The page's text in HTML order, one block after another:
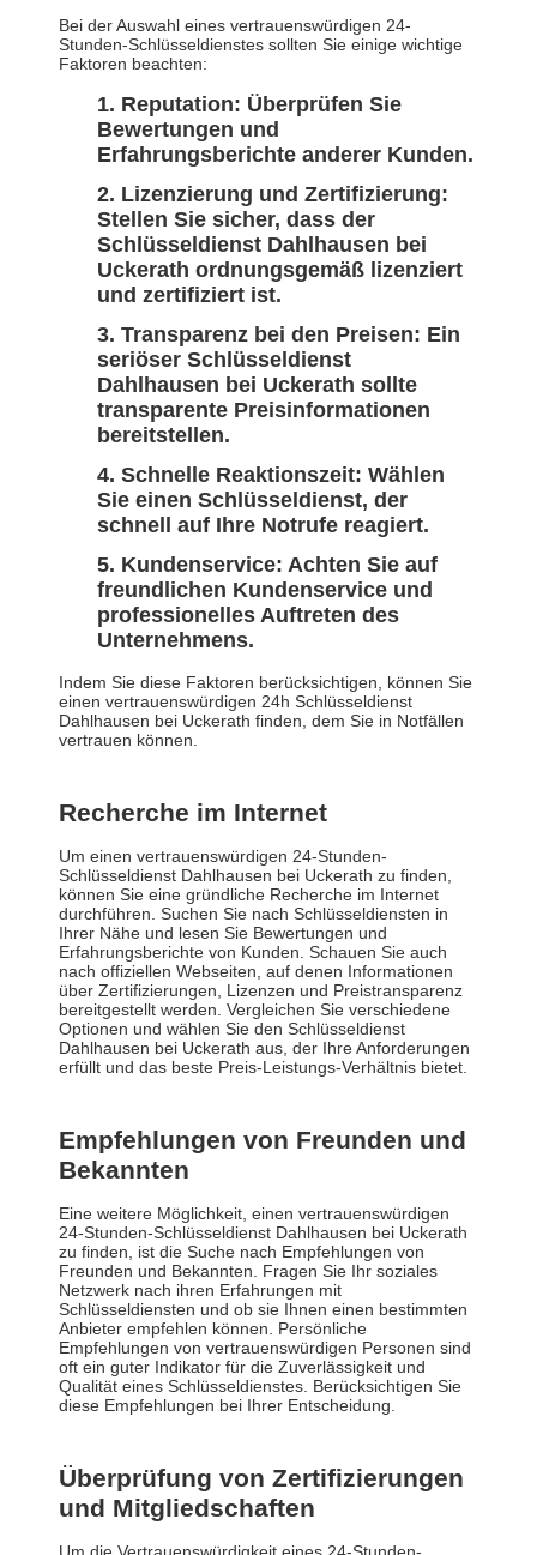
Bei der Auswahl eines vertrauenswürdigen 24-
Stunden-Schlüsseldienstes sollten Sie einige wichtige
Faktoren beachten:
Reputation: Überprüfen Sie
Bewertungen und
Erfahrungsberichte anderer Kunden.
Lizenzierung und Zertifizierung:
Stellen Sie sicher, dass der
Schlüsseldienst Dahlhausen bei
Uckerath ordnungsgemäß lizenziert
und zertifiziert ist.
Transparenz bei den Preisen: Ein
seriöser Schlüsseldienst
Dahlhausen bei Uckerath sollte
transparente Preisinformationen
bereitstellen.
Schnelle Reaktionszeit: Wählen
Sie einen Schlüsseldienst, der
schnell auf Ihre Notrufe reagiert.
Kundenservice: Achten Sie auf
freundlichen Kundenservice und
professionelles Auftreten des
Unternehmens.
Indem Sie diese Faktoren berücksichtigen, können Sie
einen vertrauenswürdigen 24h Schlüsseldienst
Dahlhausen bei Uckerath finden, dem Sie in Notfällen
vertrauen können.
Recherche im Internet
Um einen vertrauenswürdigen 24-Stunden-
Schlüsseldienst Dahlhausen bei Uckerath zu finden,
können Sie eine gründliche Recherche im Internet
durchführen. Suchen Sie nach Schlüsseldiensten in
Ihrer Nähe und lesen Sie Bewertungen und
Erfahrungsberichte von Kunden. Schauen Sie auch
nach offiziellen Webseiten, auf denen Informationen
über Zertifizierungen, Lizenzen und Preistransparenz
bereitgestellt werden. Vergleichen Sie verschiedene
Optionen und wählen Sie den Schlüsseldienst
Dahlhausen bei Uckerath aus, der Ihre Anforderungen
erfüllt und das beste Preis-Leistungs-Verhältnis bietet.
Empfehlungen von Freunden und
Bekannten
Eine weitere Möglichkeit, einen vertrauenswürdigen
24-Stunden-Schlüsseldienst Dahlhausen bei Uckerath
zu finden, ist die Suche nach Empfehlungen von
Freunden und Bekannten. Fragen Sie Ihr soziales
Netzwerk nach ihren Erfahrungen mit
Schlüsseldiensten und ob sie Ihnen einen bestimmten
Anbieter empfehlen können. Persönliche
Empfehlungen von vertrauenswürdigen Personen sind
oft ein guter Indikator für die Zuverlässigkeit und
Qualität eines Schlüsseldienstes. Berücksichtigen Sie
diese Empfehlungen bei Ihrer Entscheidung.
Überprüfung von Zertifizierungen
und Mitgliedschaften